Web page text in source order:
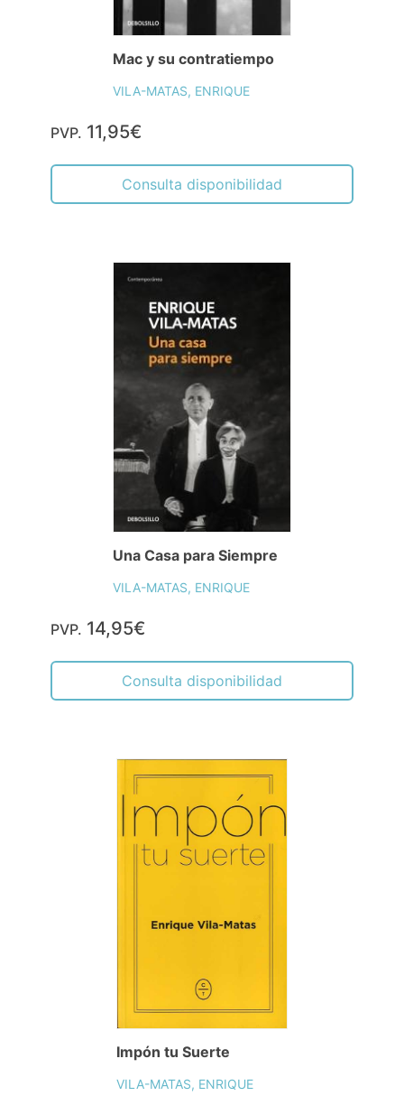
Mac y su contratiempo
VILA-MATAS, ENRIQUE
PVP. 11,95€
Consulta disponibilidad
Una Casa para Siempre
VILA-MATAS, ENRIQUE
PVP. 14,95€
Consulta disponibilidad
Impón tu Suerte
VILA-MATAS, ENRIQUE